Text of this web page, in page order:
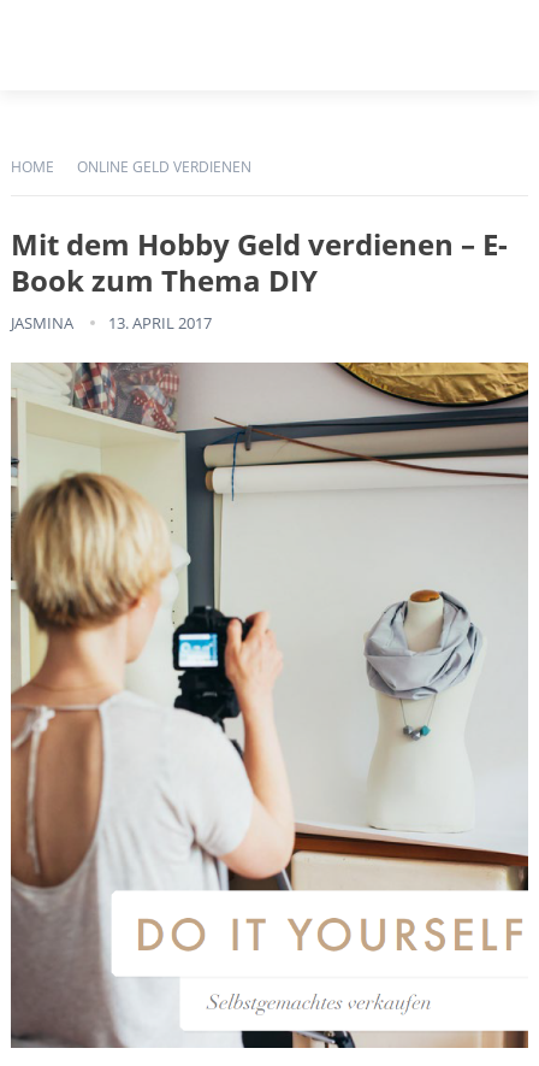
HOME ONLINE GELD VERDIENEN
Mit dem Hobby Geld verdienen – E-
Book zum Thema DIY
JASMINA 13. APRIL 2017